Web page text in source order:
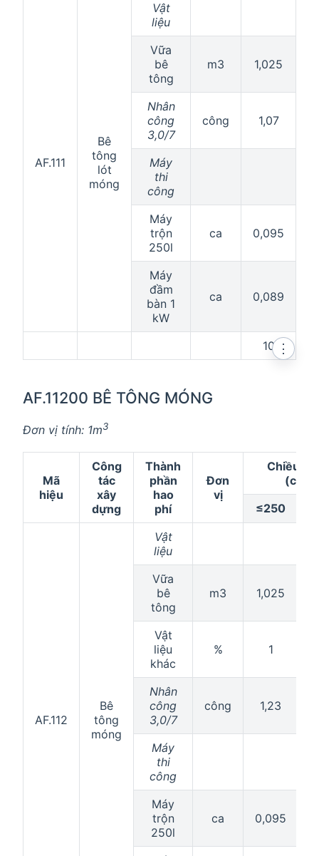
AF.111
Bê
tông
lót
móng
Vật
liệu
Vữa
bê
tông
m3 1,025
Nhân
công
3,0/7
công 1,07
Máy
thi
công
Máy
trộn
250l
ca 0,095
Máy
đầm
bàn 1
kW
ca 0,089
10
AF.11200 BÊ TÔNG MÓNG
⋮
Đơn vị tính: 1m3
Mã
hiệu
Công
tác
xây
dựng
Thành
phần
hao
phí
Đơn
vị
Chiều
(cm)
≤250
AF.112
Bê
tông
móng
Vật
liệu
Vữa
bê
tông
m3 1,025
Vật
liệu
khác
% 1
Nhân
công
3,0/7
công 1,23
Máy
thi
công
Máy
trộn
250l
ca 0,095